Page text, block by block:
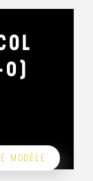
0)
MODÈLE